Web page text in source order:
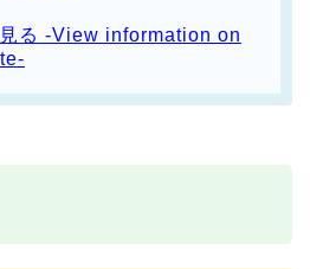
る -View information on